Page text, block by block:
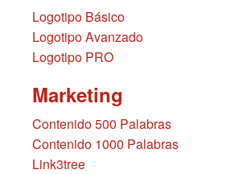
Logotipo Básico
Logotipo Avanzado
Logotipo PRO
Marketing
Contenido 500 Palabras
Contenido 1000 Palabras
Link3tree